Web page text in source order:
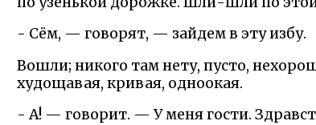
- Сём, — говорят, — зайдем в эту избу.
Вошли; никого там нету, пусто,
худощавая, кривая, одноокая.
- А! — говорит. — У меня гости.